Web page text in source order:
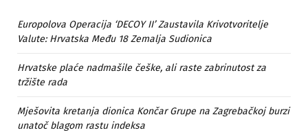
Europolova Operacija ‘DECOY II’ Zaustavila Krivotvoritelje
Valute: Hrvatska Među 18 Zemalja Sudionica
Hrvatske plaće nadmašile češke, ali raste zabrinutost za
tržište rada
Mješovita kretanja dionica Končar Grupe na Zagrebačkoj burzi
unatoč blagom rastu indeksa